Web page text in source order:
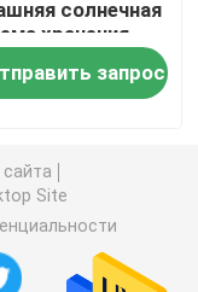
солнечная
хранения
50Ах 100Ах
200А
запрос
сайта
Site